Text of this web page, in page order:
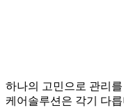
하나의 고민으로 관리
케어솔루션은 각기 다